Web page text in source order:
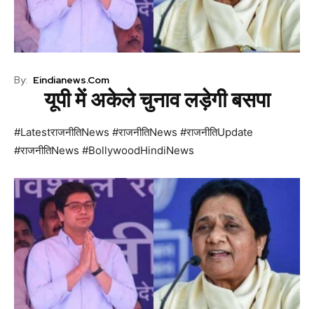
By: Eindianews.com
यूपी में अकेले चुनाव लड़ेगी बसपा
#LatestराजनीतिNews #राजनीतिNews #राजनीतिUpdate
#राजनीतिNews #BollywoodHindiNews